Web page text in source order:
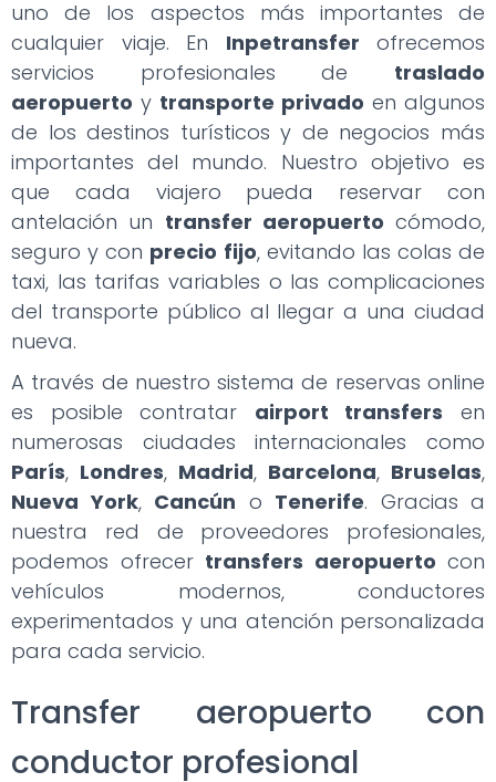
uno de los aspectos más importantes de
cualquier viaje. En Inpetransfer ofrecemos
servicios profesionales de traslado
aeropuerto y transporte privado en algunos
de los destinos turísticos y de negocios más
importantes del mundo. Nuestro objetivo es
que cada viajero pueda reservar con
antelación un transfer aeropuerto cómodo,
seguro y con precio fijo, evitando las colas de
taxi, las tarifas variables o las complicaciones
del transporte público al llegar a una ciudad
nueva.
A través de nuestro sistema de reservas online
es posible contratar airport transfers en
numerosas ciudades internacionales como
París, Londres, Madrid, Barcelona, Bruselas,
Nueva York, Cancún o Tenerife. Gracias a
nuestra red de proveedores profesionales,
podemos ofrecer transfers aeropuerto con
vehículos modernos, conductores
experimentados y una atención personalizada
para cada servicio.
Transfer aeropuerto con
conductor profesional